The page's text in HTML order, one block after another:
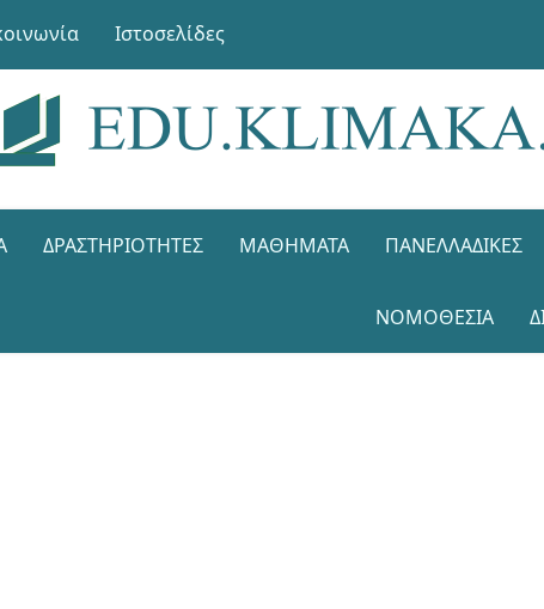
Ιστοσελίδες
ΔΡΑΣΤΗΡΙΌΤΗΤΕΣ ΜΑΘΉΜΑΤΑ ΠΑΝΕΛΛΑΔΙΚΈΣ
ΝΟΜΟΘΕΣΊΑ